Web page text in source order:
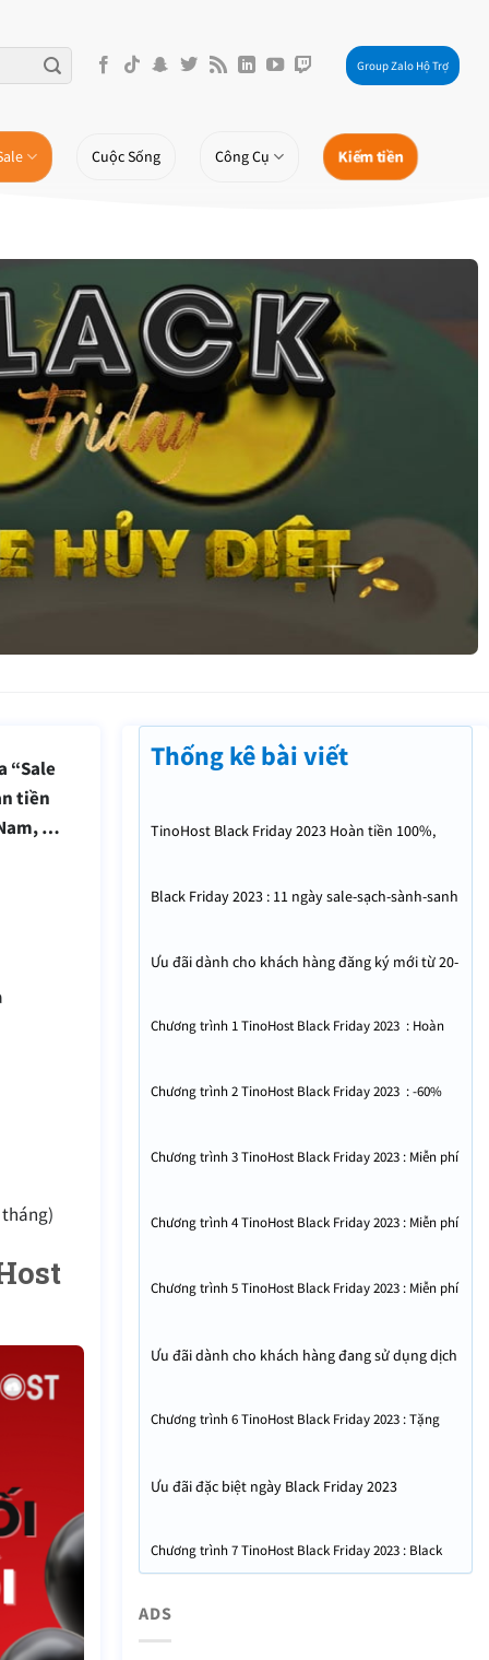
Group Zalo Hộ Trợ
Cuộc Sống Công Cụ Kiếm tiền
“Sale
tiền
…
Thống kê bài viết
TinoHost Black Friday 2023 Hoàn tiền 100%,
Black Friday 2023 : 11 ngày sale-sạch-sành-sanh
Ưu đãi dành cho khách hàng đăng ký mới từ 20-
Chương trình 1 TinoHost Black Friday 2023 : Hoàn
Chương trình 2 TinoHost Black Friday 2023 : -60%
Chương trình 3 TinoHost Black Friday 2023 : Miễn phí
Chương trình 4 TinoHost Black Friday 2023 : Miễn phí
Chương trình 5 TinoHost Black Friday 2023 : Miễn phí
Ưu đãi dành cho khách hàng đang sử dụng dịch
Chương trình 6 TinoHost Black Friday 2023 : Tặng
Ưu đãi đặc biệt ngày Black Friday 2023
Chương trình 7 TinoHost Black Friday 2023 : Black
Friday – sale nhìn là mê!
ADS